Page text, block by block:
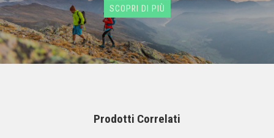
SCOPRI DI PIÙ
Prodotti Correlati